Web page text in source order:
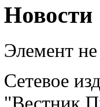
Новости
Элемент
Сетевое
"Вестник